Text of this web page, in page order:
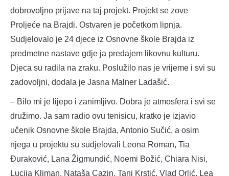
dobrovoljno prijave na taj projekt. Projekt se zove
Proljeće na Brajdi. Ostvaren je početkom lipnja.
Sudjelovalo je 24 djece iz Osnovne škole Brajda iz
predmetne nastave gdje ja predajem likovnu kulturu.
Djeca su radila na zraku. Poslužilo nas je vrijeme i svi su
zadovoljni, dodala je Jasna Malner Ladašić.
– Bilo mi je lijepo i zanimljivo. Dobra je atmosfera i svi se
družimo. Ja sam radio ovu tenisicu, kratko je izjavio
učenik Osnovne škole Brajda, Antonio Sučić, a osim
njega u projektu su sudjelovali Leona Roman, Tia
Đuraković, Lana Žigmundić, Noemi Božić, Chiara Nisi,
Lucija Kliman, Nataša Cazin, Tani Krstić, Vlad Orlić, Lea